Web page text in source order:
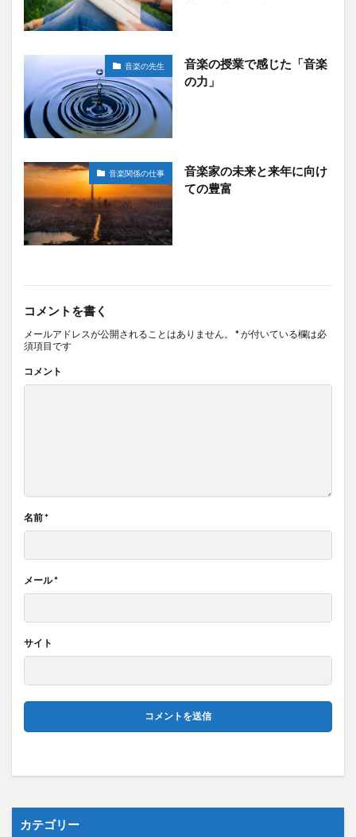
音楽の先生
音楽の授業で感じた「音楽
の力」
音楽関係の仕事
音楽家の未来と来年に向け
ての豊富
コメントを書く
メールアドレスが公開されることはありません。 *が付いている欄は必
須項目です
コメント
名前*
メール*
サイト
カテゴリー